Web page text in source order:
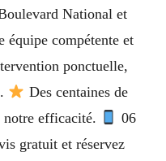
National et
équipe compétente et
ponctuelle,
Des centaines de
notre efficacité.
06
gratuit et réservez